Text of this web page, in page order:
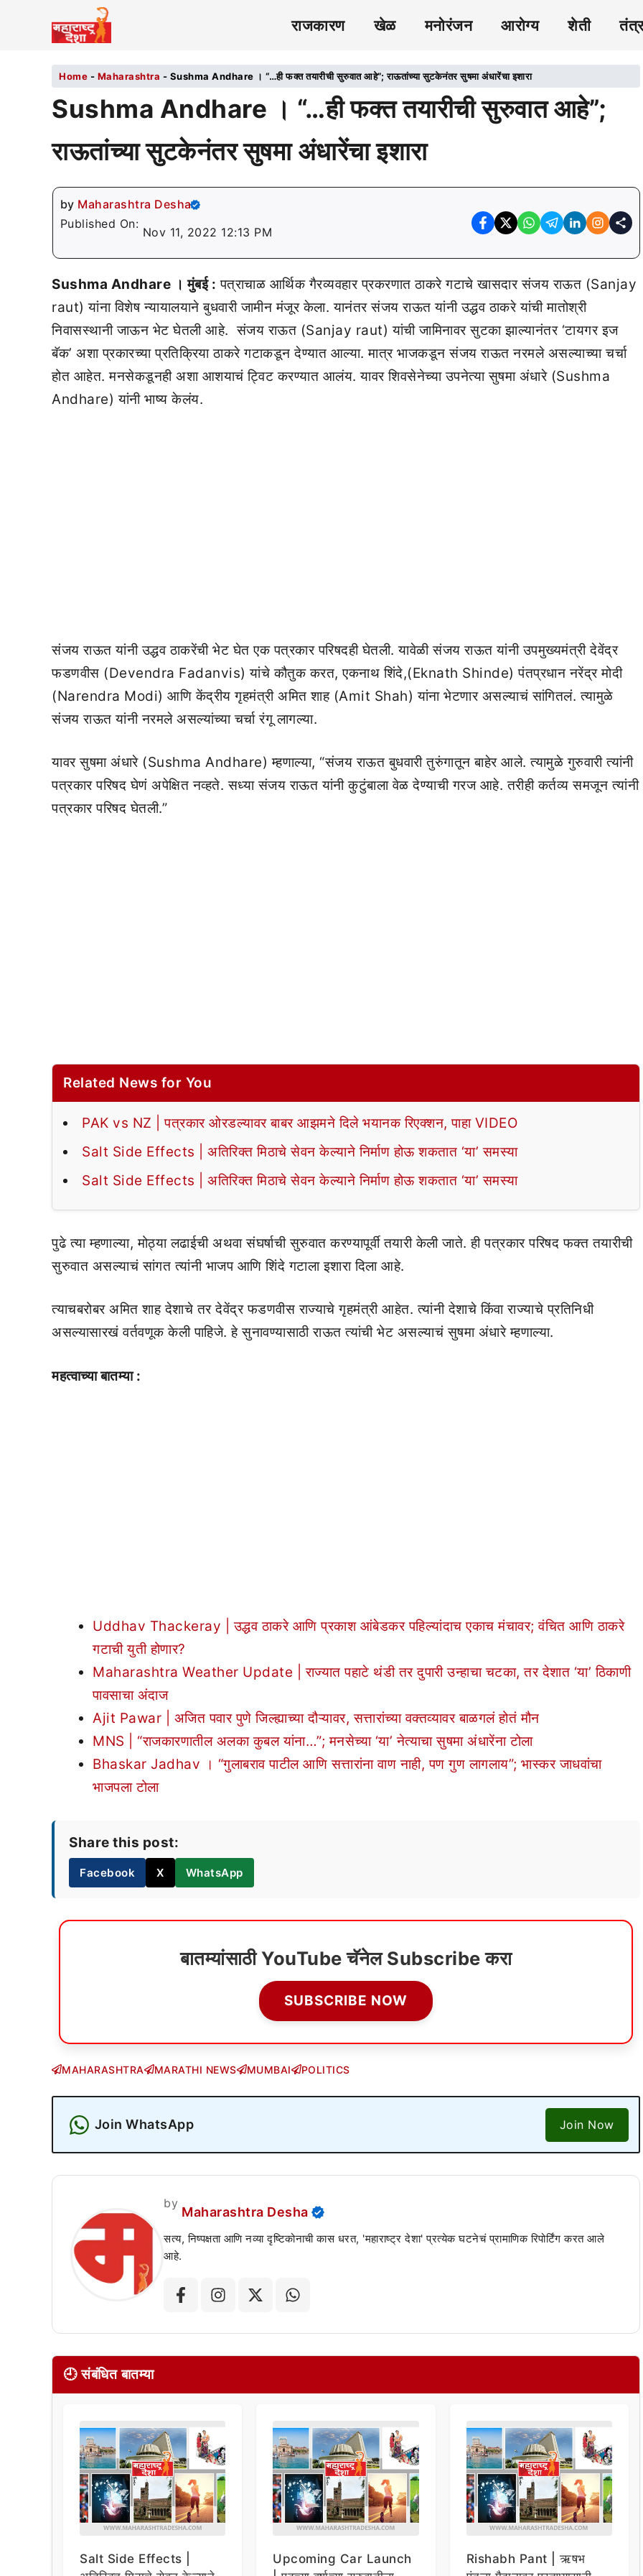
राजकारण खेळ मनोरंजन आरोग्य शेती
Home - Maharashtra - Sushma Andhare । “…ही फक्त तयारीची सुरुवात आहे”; राऊतांच्या सुटकेनंतर सुषमा अंधारेंचा इशारा
Sushma Andhare । “…ही फक्त तयारीची सुरुवात आहे”;
राऊतांच्या सुटकेनंतर सुषमा अंधारेंचा इशारा
by Maharashtra Desha
Published On:
Nov 11, 2022 12:13 PM
Sushma Andhare । मुंबई : पत्राचाळ आर्थिक गैरव्यवहार प्रकरणात ठाकरे गटाचे खासदार संजय राऊत (Sanjay
raut) यांना विशेष न्यायालयाने बुधवारी जामीन मंजूर केला. यानंतर संजय राऊत यांनी उद्धव ठाकरे यांची मातोश्री
निवासस्थानी जाऊन भेट घेतली आहे. संजय राऊत (Sanjay raut) यांची जामिनावर सुटका झाल्यानंतर ‘टायगर इज
बॅक’ अशा प्रकारच्या प्रतिक्रिया ठाकरे गटाकडून देण्यात आल्या. मात्र भाजकडून संजय राऊत नरमले असल्याच्या चर्चा
होत आहेत. मनसेकडूनही अशा आशयाचं ट्विट करण्यात आलंय. यावर शिवसेनेच्या उपनेत्या सुषमा अंधारे (Sushma
Andhare) यांनी भाष्य केलंय.
संजय राऊत यांनी उद्धव ठाकरेंची भेट घेत एक पत्रकार परिषदही घेतली. यावेळी संजय राऊत यांनी उपमुख्यमंत्री देवेंद्र
फडणवीस (Devendra Fadanvis) यांचे कौतुक करत, एकनाथ शिंदे,(Eknath Shinde) पंतप्रधान नरेंद्र मोदी
(Narendra Modi) आणि केंद्रीय गृहमंत्री अमित शाह (Amit Shah) यांना भेटणार असल्याचं सांगितलं. त्यामुळे
संजय राऊत यांनी नरमले असल्यांच्या चर्चा रंगू लागल्या.
यावर सुषमा अंधारे (Sushma Andhare) म्हणाल्या, “संजय राऊत बुधवारी तुरुंगातून बाहेर आले. त्यामुळे गुरुवारी त्यांनी
पत्रकार परिषद घेणं अपेक्षित नव्हते. सध्या संजय राऊत यांनी कुटुंबाला वेळ देण्याची गरज आहे. तरीही कर्तव्य समजून त्यांनी
पत्रकार परिषद घेतली.”
Related News for You
PAK vs NZ | पत्रकार ओरडल्यावर बाबर आझमने दिले भयानक रिएक्शन, पाहा VIDEO
Salt Side Effects | अतिरिक्त मिठाचे सेवन केल्याने निर्माण होऊ शकतात ‘या’ समस्या
Salt Side Effects | अतिरिक्त मिठाचे सेवन केल्याने निर्माण होऊ शकतात ‘या’ समस्या
पुढे त्या म्हणाल्या, मोठ्या लढाईची अथवा संघर्षाची सुरुवात करण्यापूर्वी तयारी केली जाते. ही पत्रकार परिषद फक्त तयारीची
सुरुवात असल्याचं सांगत त्यांनी भाजप आणि शिंदे गटाला इशारा दिला आहे.
त्याचबरोबर अमित शाह देशाचे तर देवेंद्र फडणवीस राज्याचे गृहमंत्री आहेत. त्यांनी देशाचे किंवा राज्याचे प्रतिनिधी
असल्यासारखं वर्तवणूक केली पाहिजे. हे सुनावण्यासाठी राऊत त्यांची भेट असल्याचं सुषमा अंधारे म्हणाल्या.
महत्वाच्या बातम्या :
Uddhav Thackeray | उद्धव ठाकरे आणि प्रकाश आंबेडकर पहिल्यांदाच एकाच मंचावर; वंचित आणि ठाकरे
गटाची युती होणार?
Maharashtra Weather Update | राज्यात पहाटे थंडी तर दुपारी उन्हाचा चटका, तर देशात ‘या’ ठिकाणी
पावसाचा अंदाज
Ajit Pawar | अजित पवार पुणे जिल्ह्याच्या दौऱ्यावर, सत्तारांच्या वक्तव्यावर बाळगलं होतं मौन
MNS | “राजकारणातील अलका कुबल यांना…”; मनसेच्या ‘या’ नेत्याचा सुषमा अंधारेंना टोला
Bhaskar Jadhav । “गुलाबराव पाटील आणि सत्तारांना वाण नाही, पण गुण लागलाय”; भास्कर जाधवांचा
भाजपला टोला
Share this post:
Facebook X WhatsApp
बातम्यांसाठी YouTube चॅनेल Subscribe करा
SUBSCRIBE NOW
MAHARASHTRA MARATHI NEWS MUMBAI POLITICS
Join WhatsApp Join Now
by
Maharashtra Desha
सत्य, निष्पक्षता आणि नव्या दृष्टिकोनाची कास धरत, 'महाराष्ट्र देशा' प्रत्येक घटनेचं प्रामाणिक रिपोर्टिंग करत आले
आहे.
🕘 संबंधित बातम्या
Salt Side Effects |
Upcoming Car Launch
Rishabh Pant | ऋषभ